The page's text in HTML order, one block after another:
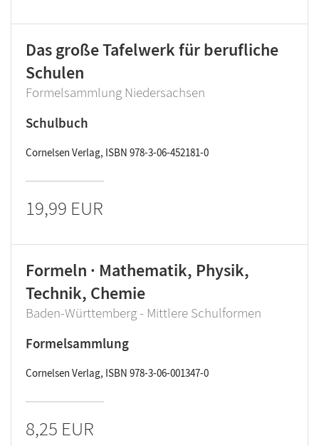
Das große Tafelwerk für berufliche
Schulen
Formelsammlung Niedersachsen
Schulbuch
Cornelsen Verlag, ISBN 978-3-06-452181-0
19,99 EUR
Formeln · Mathematik, Physik,
Technik, Chemie
Baden-Württemberg - Mittlere Schulformen
Formelsammlung
Cornelsen Verlag, ISBN 978-3-06-001347-0
8,25 EUR